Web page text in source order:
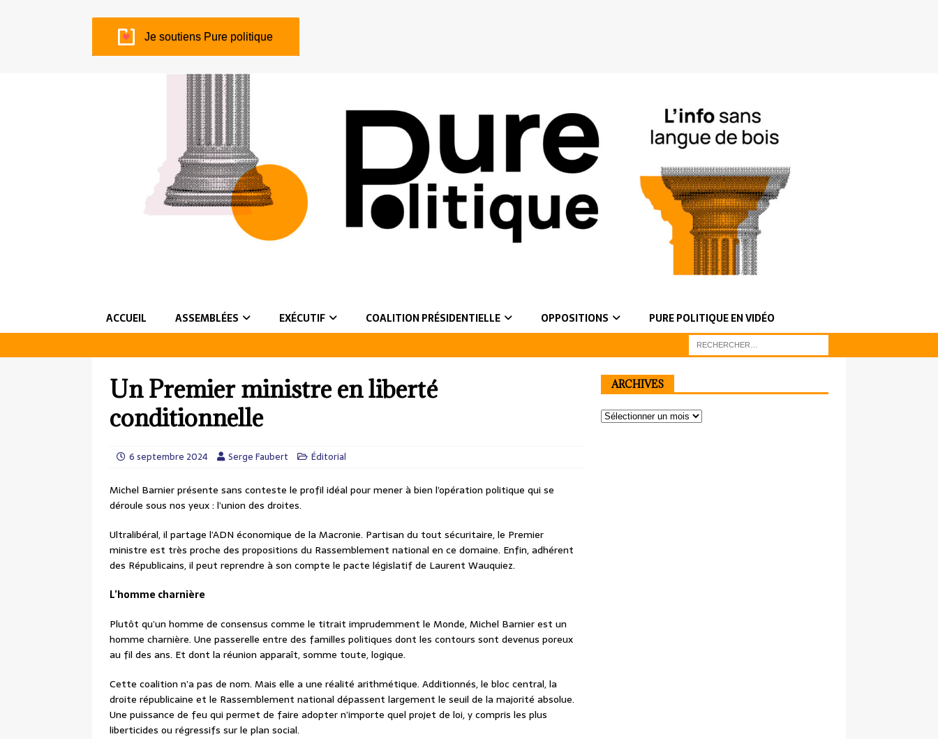
Je soutiens Pure politique
ACCUEIL ASSEMBLÉES EXÉCUTIF COALITION PRÉSIDENTIELLE OPPOSITIONS PURE POLITIQUE EN VIDÉO
Un Premier ministre en liberté
conditionnelle
6 septembre 2024 Serge Faubert Éditorial
Michel Barnier présente sans conteste le profil idéal pour mener à bien l’opération politique qui se
déroule sous nos yeux : l’union des droites.
Ultralibéral, il partage l’ADN économique de la Macronie. Partisan du tout sécuritaire, le Premier
ministre est très proche des propositions du Rassemblement national en ce domaine. Enfin, adhérent
des Républicains, il peut reprendre à son compte le pacte législatif de Laurent Wauquiez.
L’homme charnière
Plutôt qu’un homme de consensus comme le titrait imprudemment le Monde, Michel Barnier est un
homme charnière. Une passerelle entre des familles politiques dont les contours sont devenus poreux
au fil des ans. Et dont la réunion apparaît, somme toute, logique.
Cette coalition n’a pas de nom. Mais elle a une réalité arithmétique. Additionnés, le bloc central, la
droite républicaine et le Rassemblement national dépassent largement le seuil de la majorité absolue.
Une puissance de feu qui permet de faire adopter n’importe quel projet de loi, y compris les plus
liberticides ou régressifs sur le plan social.
ARCHIVES